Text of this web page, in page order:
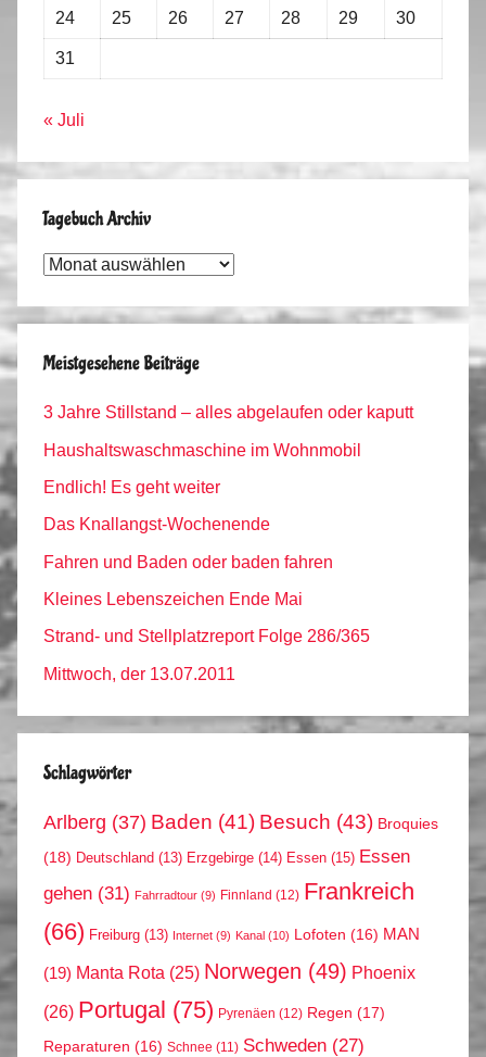
24 25 26 27 28 29 30
31
« Juli
Tagebuch Archiv
Tagebuch
Meistgesehene Beiträge
3 Jahre Stillstand – alles abgelaufen oder kaputt
Haushaltswaschmaschine im Wohnmobil
Endlich! Es geht weiter
Das Knallangst-Wochenende
Fahren und Baden oder baden fahren
Kleines Lebenszeichen Ende Mai
Strand- und Stellplatzreport Folge 286/365
Mittwoch, der 13.07.2011
Schlagwörter
Arlberg (37) Baden (41) Besuch (43) Broquies
(18) Deutschland (13) Erzgebirge (14) Essen (15) Essen
gehen (31) Fahrradtour (9) Finnland (12) Frankreich
(66) Freiburg (13) Internet (9) Kanal (10) Lofoten (16) MAN
(19) Manta Rota (25) Norwegen (49) Phoenix
(26) Portugal (75) Pyrenäen (12) Regen (17)
Reparaturen (16) Schnee (11) Schweden (27)